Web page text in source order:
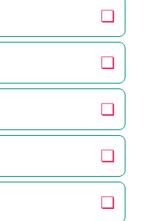
❏
❏
❏
❏
❏